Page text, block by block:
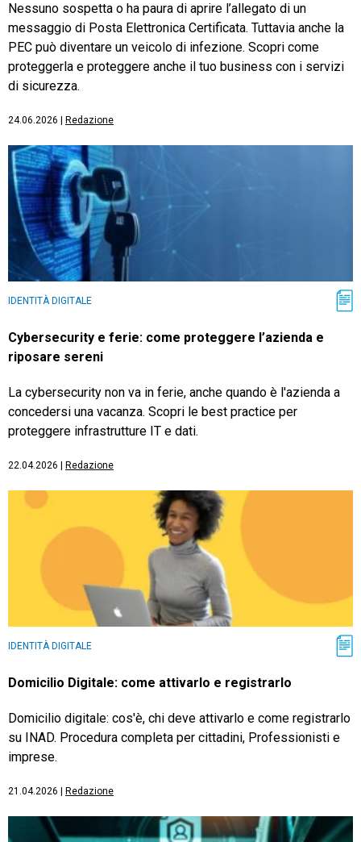
Nessuno sospetta o ha paura di aprire l’allegato di un
messaggio di Posta Elettronica Certificata. Tuttavia anche la
PEC può diventare un veicolo di infezione. Scopri come
proteggerla e proteggere anche il tuo business con i servizi
di sicurezza.
24.06.2026 Redazione
IDENTITÀ DIGITALE
Cybersecurity e ferie: come proteggere l’azienda e
riposare sereni
La cybersecurity non va in ferie, anche quando è l'azienda a
concedersi una vacanza. Scopri le best practice per
proteggere infrastrutture IT e dati.
22.04.2026 Redazione
IDENTITÀ DIGITALE
Domicilio Digitale: come attivarlo e registrarlo
Domicilio digitale: cos'è, chi deve attivarlo e come registrarlo
su INAD. Procedura completa per cittadini, Professionisti e
imprese.
21.04.2026 Redazione